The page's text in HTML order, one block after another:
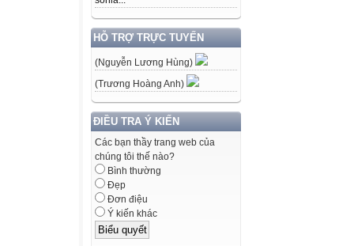
HỖ TRỢ TRỰC TUYẾN
(Nguyễn Lương Hùng)
(Trương Hoàng Anh)
ĐIỀU TRA Ý KIẾN
Các bạn thầy trang web của
chúng tôi thế nào?
Bình thường
Đẹp
Đơn điệu
Ý kiến khác